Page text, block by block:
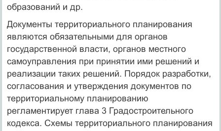
образований и др.
Документы территориального планирования
являются обязательными для органов
государственной власти, органов местного
самоуправления при принятии ими решений и
реализации таких решений. Порядок разработки,
согласования и утверждения документов по
территориальному планированию
регламентирует глава 3 Градостроительного
кодекса. Схемы территориального планирования